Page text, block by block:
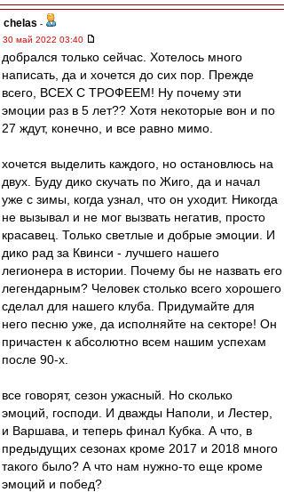
chelas -
30 май 2022 03:40
добрался только сейчас. Хотелось много
написать, да и хочется до сих пор. Прежде
всего, ВСЕХ С ТРОФЕЕМ! Ну почему эти
эмоции раз в 5 лет?? Хотя некоторые вон и по
27 ждут, конечно, и все равно мимо.
хочется выделить каждого, но остановлюсь на
двух. Буду дико скучать по Жиго, да и начал
уже с зимы, когда узнал, что он уходит. Никогда
не вызывал и не мог вызвать негатив, просто
красавец. Только светлые и добрые эмоции. И
дико рад за Квинси - лучшего нашего
легионера в истории. Почему бы не назвать его
легендарным? Человек столько всего хорошего
сделал для нашего клуба. Придумайте для
него песню уже, да исполняйте на секторе! Он
причастен к абсолютно всем нашим успехам
после 90-х.
все говорят, сезон ужасный. Но сколько
эмоций, господи. И дважды Наполи, и Лестер,
и Варшава, и теперь финал Кубка. А что, в
предыдущих сезонах кроме 2017 и 2018 много
такого было? А что нам нужно-то еще кроме
эмоций и побед?